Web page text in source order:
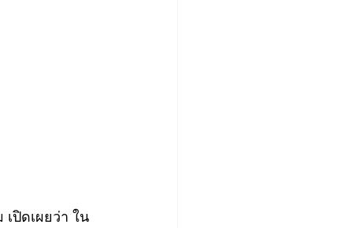
ปิดเผยว่า ใน